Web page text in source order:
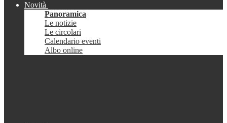
Novità
Panoramica
Le notizie
Le circolari
Calendario eventi
Albo online